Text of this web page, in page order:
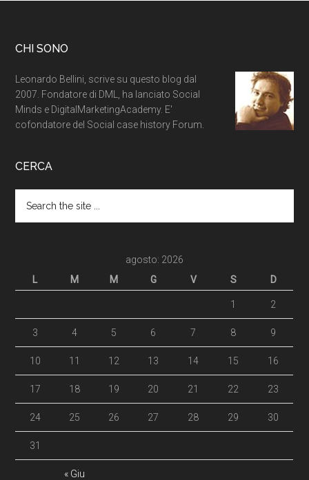
CHI SONO
Leonardo Bellini, scrive su questo blog dal
2007. Fondatore di DML, ha lanciato Social
Minds e DigitalMarketingAcademy. E'
cofondatore del Social case history Forum.
CERCA
agosto: 2026
L
M M G V S D
« Giu
1 2
3 4 5 6 7 8 9
10 11 12 13 14 15 16
17 18 19 20 21 22 23
24 25 26 27 28 29 30
31